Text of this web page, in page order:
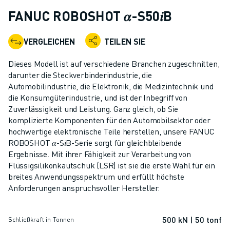
ROBOTERPALETTE
ROBOTER-STEUERUNGEN
ROBOTER-ZUBEHÖR
ROBOTER-SOFTWARE
SIMULATIONSSOFTWARE
ROBOTIK-PRODUKTE FÜR DEN BILDUNGSBEREICH
ROBOTER-AUTOMATISIERUNG
KOMPAKTE CNC-BEARBEITUNGSZENTREN
ROBODRILL-FILTER
ROBODRILL KOMPAKTE CNC-BEARBEITUNGSZENTREN
ROBODRILL HARDWARE
ROBODRILL SOFTWARE
ROBODRILL VORBEUGENDE WARTUNG
ROBODRILL NACHHALTIGKEIT
ROBODRILL BILDUNGSPAKET
FANUC ROBOSHOT 𝛼-S50𝑖B
VERGLEICHEN TEILEN SIE
Dieses Modell ist auf verschiedene Branchen zugeschnitten,
darunter die Steckverbinderindustrie, die
Automobilindustrie, die Elektronik, die Medizintechnik und
die Konsumgüterindustrie, und ist der Inbegriff von
Zuverlässigkeit und Leistung. Ganz gleich, ob Sie
komplizierte Komponenten für den Automobilsektor oder
hochwertige elektronische Teile herstellen, unsere FANUC
ROBOSHOT 𝛼-S𝑖B-Serie sorgt für gleichbleibende
Ergebnisse. Mit ihrer Fähigkeit zur Verarbeitung von
Flüssigsilikonkautschuk (LSR) ist sie die erste Wahl für ein
breites Anwendungsspektrum und erfüllt höchste
Anforderungen anspruchsvoller Hersteller.
Schließkraft in Tonnen 500 kN | 50 tonf